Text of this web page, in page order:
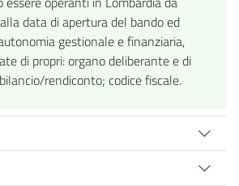
data di apertura del bando ed
gestionale e finanziaria,
di propri: organo deliberante e di
rendiconto; codice fiscale.